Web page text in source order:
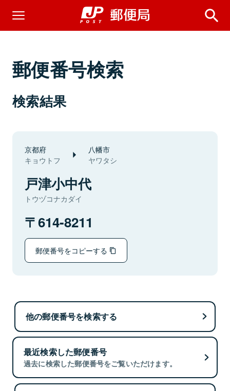
郵便番号検索
検索結果
京都府
キョウトフ
八幡市
ヤワタシ
戸津小中代
トウヅコナカダイ
614-8211
郵便番号をコピーする
他の郵便番号を検索する
最近検索した郵便番号
過去に検索した郵便番号をご覧いただけます。